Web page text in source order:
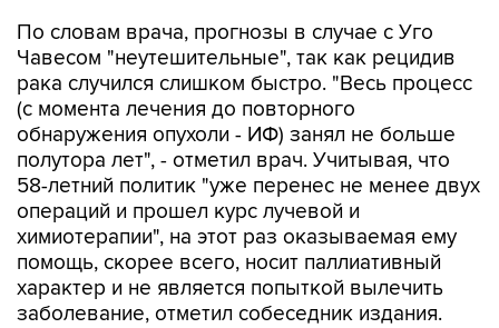
По словам врача, прогнозы в случае с Уго
Чавесом "неутешительные", так как рецидив
рака случился слишком быстро. "Весь процесс
(с момента лечения до повторного
обнаружения опухоли - ИФ) занял не больше
полутора лет", - отметил врач. Учитывая, что
58-летний политик "уже перенес не менее двух
операций и прошел курс лучевой и
химиотерапии", на этот раз оказываемая ему
помощь, скорее всего, носит паллиативный
характер и не является попыткой вылечить
заболевание, отметил собеседник издания.